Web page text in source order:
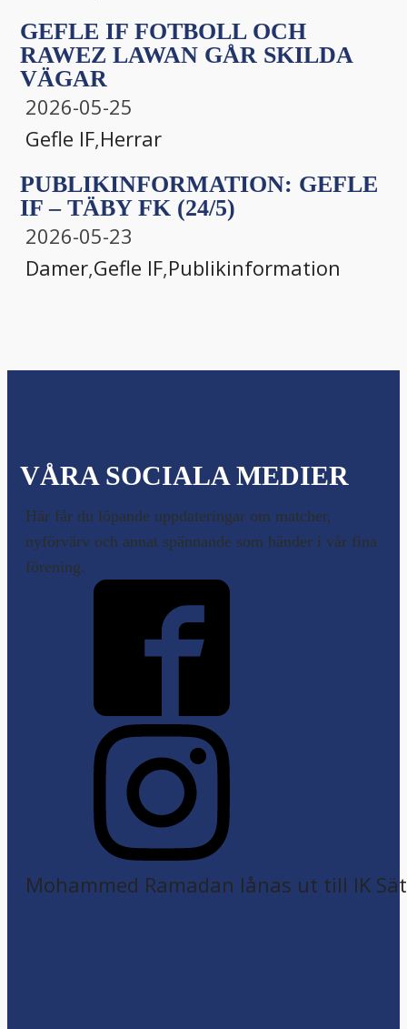
GEFLE IF FOTBOLL OCH
RAWEZ LAWAN GÅR SKILDA
VÄGAR
2026-05-25
Gefle IF,Herrar
PUBLIKINFORMATION: GEFLE
IF – TÄBY FK (24/5)
2026-05-23
Damer,Gefle IF,Publikinformation
VÅRA SOCIALA MEDIER
Här får du löpande uppdateringar om matcher,
nyförvärv och annat spännande som händer i vår fina
förening.
Mohammed Ramadan lånas ut till IK